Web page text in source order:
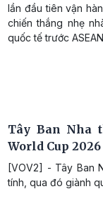
lần đầu tiên vận
chiến thắng nhẹ
quốc tế trước
Tây Ban Nha
World Cup 2026
[VOV2] - Tây Ban
tính, qua đó giành